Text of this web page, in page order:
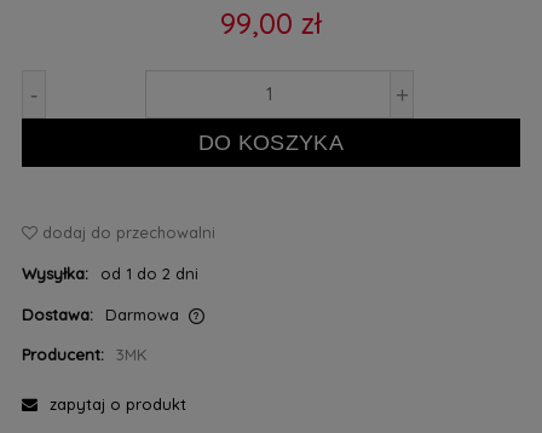
99,00 zł
- +
DO KOSZYKA
dodaj do przechowalni
Wysyłka: od 1 do 2 dni
Dostawa:
Darmowa
Producent:
3MK
zapytaj o produkt